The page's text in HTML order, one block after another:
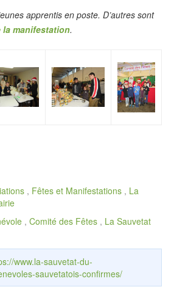
apprentis en poste. D’autres sont
la manifestation.
, Fêtes et Manifestations , La
, Comité des Fêtes , La Sauvetat
www.la-sauvetat-du-
sauvetatois-confirmes/